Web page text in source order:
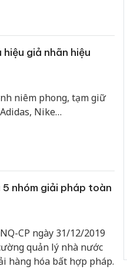
hiệu giả nhãn hiệu
niêm phong, tạm giữ
Nike…
nhóm giải pháp toàn
CP ngày 31/12/2019
quản lý nhà nước
hàng hóa bất hợp pháp.
vi phạm thương mại
trong tháng 7
kinh doanh bán
hàng giả mạo nhãn
ngàn sản phẩm
nhập lậu, bảo vệ
môi trường kinh